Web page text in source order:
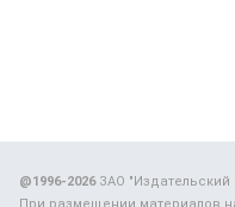
@1996-2026ЗАО